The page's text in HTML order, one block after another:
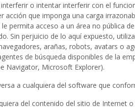
o intentar interferir con el
acción que imponga una carga
permita acceso a un área no pública
Sin perjuicio de lo aquí expuesto,
arañas, robots, avatars o
de búsqueda disponibles de la
Navigator, Microsoft Explorer).
a cualquiera del software que
del contenido del sitio de Internet